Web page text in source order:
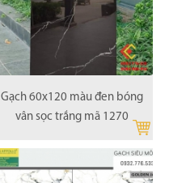
Gạch 60x120 màu đen bóng
vân sọc trắng mã 1270